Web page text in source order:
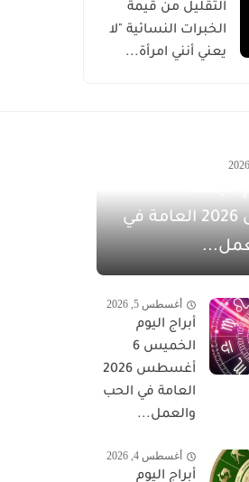
التقليل من قيمة
الخبرات النسائية "لا
يعني أنني امرأة...
أغسطس 2026 العامة في
أغسطس 5, 2026
أبراج اليوم
الخميس 6
أغسطس 2026
العامة في الحب
والعمل...
أغسطس 4, 2026
أبراج اليوم